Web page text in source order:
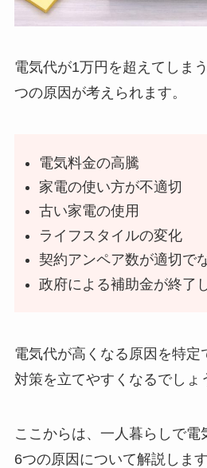
電気代が1万円を超えてしま
つの原因が考えられます。
電気料金の高騰
家電の使い方が不適切
古い家電の使用
ライフスタイルの変化
契約アンペア数が適切で
政府による補助金が終了
電気代が高くなる原因を特定
対策を立てやすくなるでしょ
ここからは、一人暮らしで電
6つの原因について解説します